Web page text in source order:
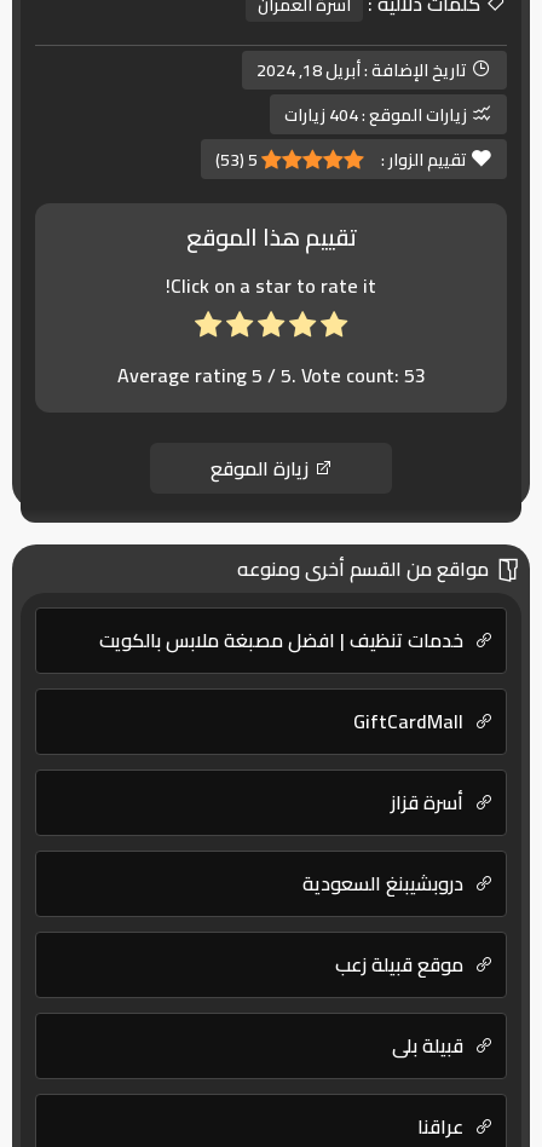
تاريخ الإضافة :أبريل 18, 2024
زيارات الموقع :404 زيارات
تقييم الزوار :
5
(
53
)
تقييم هذا الموقع
Click on a star to rate it!
Average rating5/ 5. Vote count:53
زيارة الموقع
مواقع من القسم أخرى ومنوعه
خدمات تنظيف | افضل مصبغة ملابس بالكويت
GiftCardMall
أسرة قزاز
دروبشيبنغ السعودية
موقع قبيلة زعب
قبيلة بلي
عراقنا